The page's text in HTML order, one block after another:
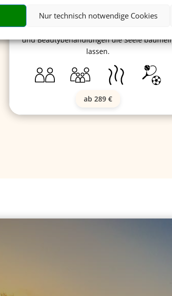
Nur technisch notwendige Cookies
Herzstück ist der SPA- und Wellnessbereich.
Auf der Dachterrasse einfach nur entspannen
oder bei Massagen, verschiedenen Wellness-
und Beautybehandlungen die Seele
lassen.
ab 289 €